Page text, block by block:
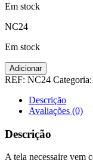
Em stock
NC24
Em stock
Quantidade
de
Necessaire
Cactus
Adicionar
REF: NC24 Categoria:
Descrição
Avaliações (0)
Descrição
A tela necessaire vem